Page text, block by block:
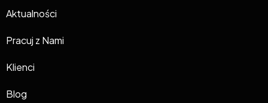
Aktualności
Pracuj z Nami
Klienci
Blog